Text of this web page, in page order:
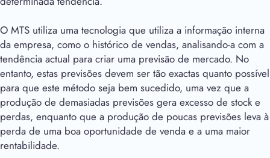
O MTS utiliza uma tecnologia que utiliza a informação interna
da empresa, como o histórico de vendas, analisando-a com a
tendência actual para criar uma previsão de mercado. No
entanto, estas previsões devem ser tão exactas quanto possível
para que este método seja bem sucedido, uma vez que a
produção de demasiadas previsões gera excesso de stock e
perdas, enquanto que a produção de poucas previsões leva à
perda de uma boa oportunidade de venda e a uma maior
rentabilidade.